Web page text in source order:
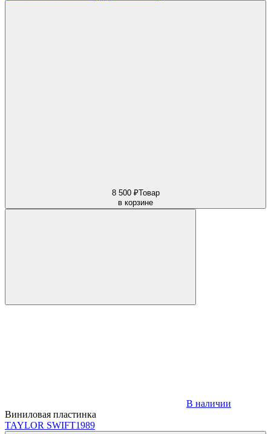
8 500 ₽Товар
в корзине
В наличии
Виниловая пластинка
TAYLOR SWIFT1989